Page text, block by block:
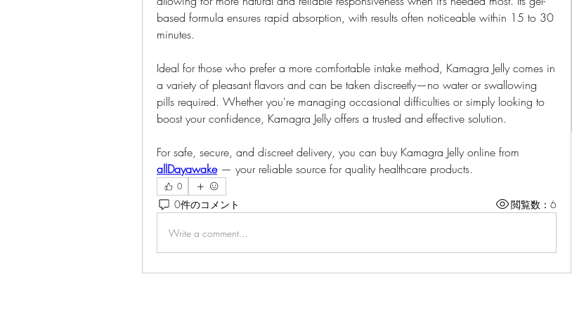
based formula ensures rapid absorption, with results often noticeable within 15 to 30
minutes.
Ideal for those who prefer a more comfortable intake method, Kamagra Jelly comes in
a variety of pleasant flavors and can be taken discreetly—no water or swallowing
pills required. Whether you're managing occasional difficulties or simply looking to
boost your confidence, Kamagra Jelly offers a trusted and effective solution.
For safe, secure, and discreet delivery, you can buy Kamagra Jelly online from
allDayawake — your reliable source for quality healthcare products.
0
0件のコメント 閲覧数：6
Write a comment...